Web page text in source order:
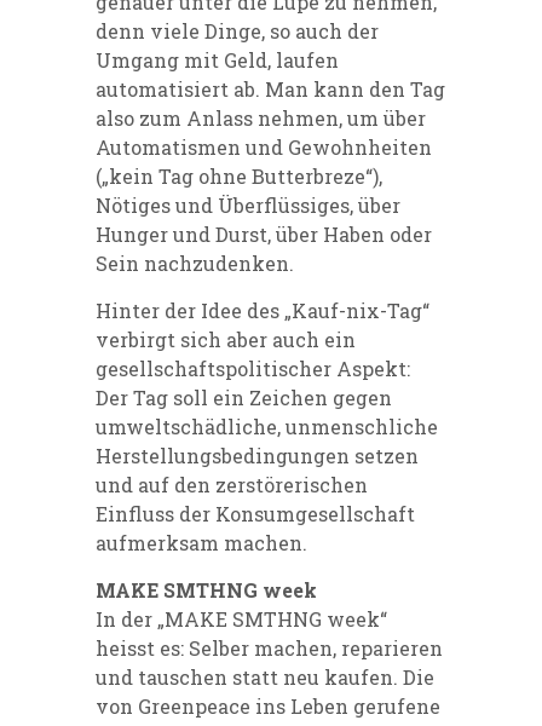
denn viele Dinge, so auch der
Umgang mit Geld, laufen
automatisiert ab. Man kann den Tag
also zum Anlass nehmen, um über
Automatismen und Gewohnheiten
(„kein Tag ohne Butterbreze“),
Nötiges und Überflüssiges, über
Hunger und Durst, über Haben oder
Sein nachzudenken.
Hinter der Idee des „Kauf-nix-Tag“
verbirgt sich aber auch ein
gesellschaftspolitischer Aspekt:
Der Tag soll ein Zeichen gegen
umweltschädliche, unmenschliche
Herstellungsbedingungen setzen
und auf den zerstörerischen
Einfluss der Konsumgesellschaft
aufmerksam machen.
MAKE SMTHNG week
In der „MAKE SMTHNG week“
heisst es: Selber machen, reparieren
und tauschen statt neu kaufen. Die
von Greenpeace ins Leben gerufene